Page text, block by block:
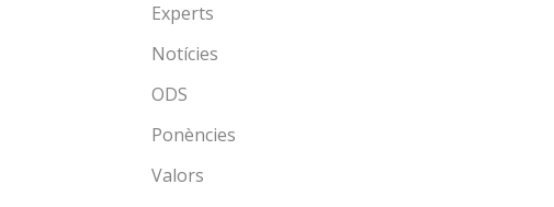
Experts
Notícies
ODS
Ponències
Valors